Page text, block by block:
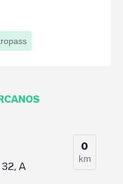
A
0
km